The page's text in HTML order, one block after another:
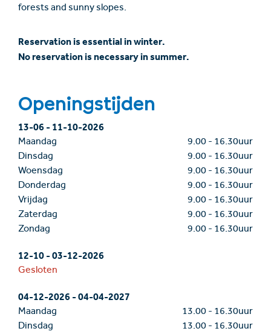
forests and sunny slopes.
Reservation is essential in winter.
No reservation is necessary in summer.
Openingstijden
13-06-11-10-2026
Maandag 9.00 - 16.30uur
Dinsdag
9.00 - 16.30uur
Woensdag
9.00 - 16.30uur
Donderdag
9.00 - 16.30uur
Vrijdag
9.00 - 16.30uur
Zaterdag
9.00 - 16.30uur
Zondag
9.00 - 16.30uur
12-10-03-12-2026
Gesloten
04-12-2026-04-04-2027
Maandag 13.00 - 16.30uur
Dinsdag
13.00 - 16.30uur